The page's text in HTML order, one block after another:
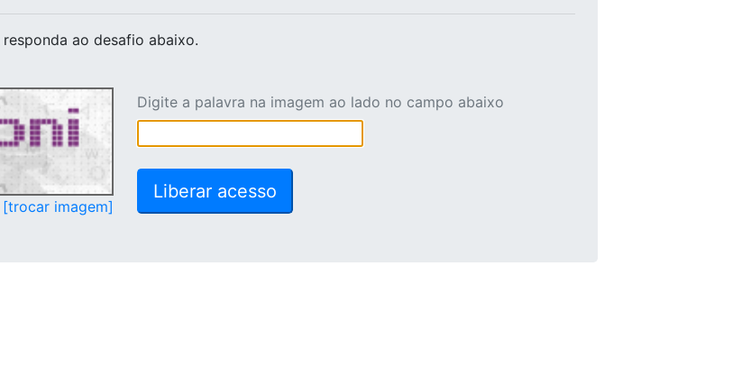
responda ao desafio abaixo.
[trocar imagem]
Digite a palavra na imagem ao lado no campo abaixo